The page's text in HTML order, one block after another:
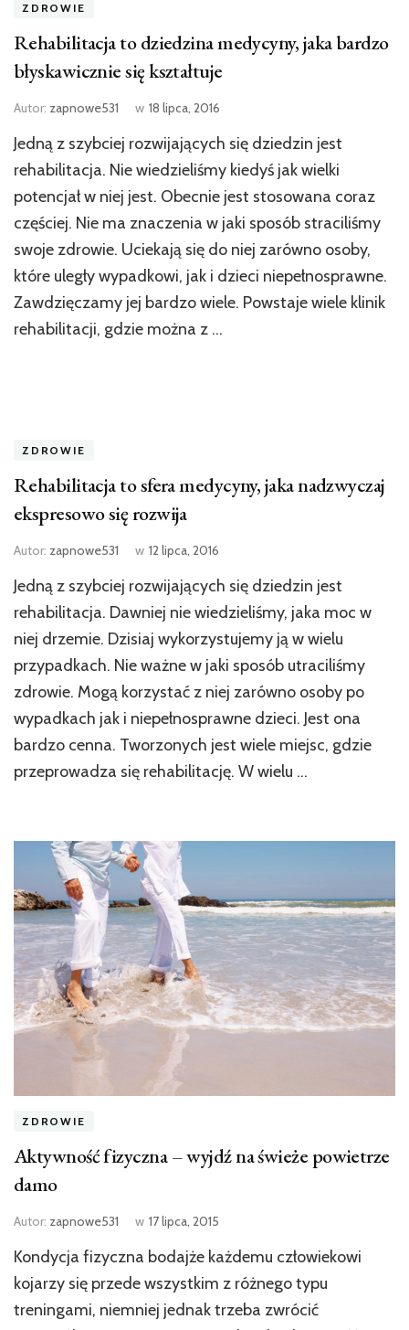
ZDROWIE
Rehabilitacja to dziedzina medycyny, jaka bardzo
błyskawicznie się kształtuje
Autor: zapnowe531 w 18 lipca, 2016
Jedną z szybciej rozwijających się dziedzin jest
rehabilitacja. Nie wiedzieliśmy kiedyś jak wielki
potencjał w niej jest. Obecnie jest stosowana coraz
częściej. Nie ma znaczenia w jaki sposób straciliśmy
swoje zdrowie. Uciekają się do niej zarówno osoby,
które uległy wypadkowi, jak i dzieci niepełnosprawne.
Zawdzięczamy jej bardzo wiele. Powstaje wiele klinik
rehabilitacji, gdzie można z …
ZDROWIE
Rehabilitacja to sfera medycyny, jaka nadzwyczaj
ekspresowo się rozwija
Autor: zapnowe531 w 12 lipca, 2016
Jedną z szybciej rozwijających się dziedzin jest
rehabilitacja. Dawniej nie wiedzieliśmy, jaka moc w
niej drzemie. Dzisiaj wykorzystujemy ją w wielu
przypadkach. Nie ważne w jaki sposób utraciliśmy
zdrowie. Mogą korzystać z niej zarówno osoby po
wypadkach jak i niepełnosprawne dzieci. Jest ona
bardzo cenna. Tworzonych jest wiele miejsc, gdzie
przeprowadza się rehabilitację. W wielu …
ZDROWIE
Aktywność fizyczna – wyjdź na świeże powietrze
damo
Autor: zapnowe531 w 17 lipca, 2015
Kondycja fizyczna bodajże każdemu człowiekowi
kojarzy się przede wszystkim z różnego typu
treningami, niemniej jednak trzeba zwrócić